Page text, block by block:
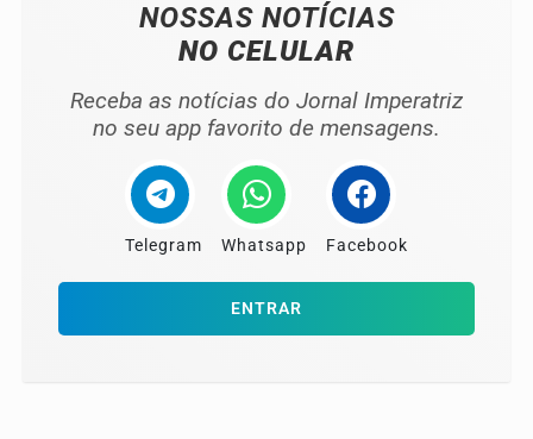
NOSSAS NOTÍCIAS
NO CELULAR
Receba as notícias do Jornal Imperatriz
no seu app favorito de mensagens.
Telegram Whatsapp Facebook
ENTRAR